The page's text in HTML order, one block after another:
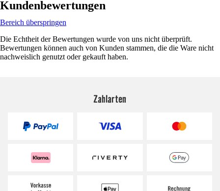
Kundenbewertungen
Bereich überspringen
Die Echtheit der Bewertungen wurde von uns nicht überprüft.
Bewertungen können auch von Kunden stammen, die die Ware nicht
nachweislich genutzt oder gekauft haben.
Zahlarten